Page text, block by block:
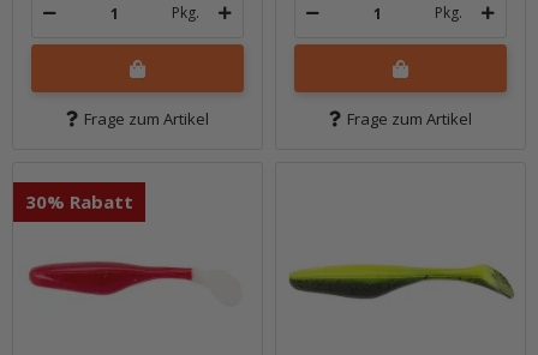
Pkg.
Frage zum Artikel
Pkg.
Frage zum Artikel
30% Rabatt